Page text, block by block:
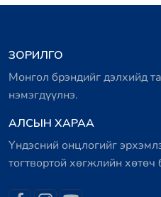
ЗОРИЛГО
Монгол брэндийг дэлхийд
нэмэгдүүлнэ.
АЛСЫН ХАРАА
Үндэсний онцлогийг
тогтвортой хөгжлийн хөтөч